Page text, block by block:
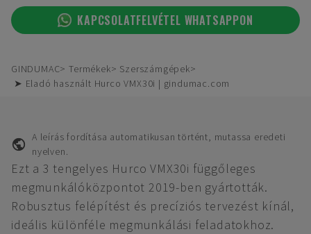
KAPCSOLATFELVÉTEL WHATSAPPON
GINDUMAC Termékek
Szerszámgépek
➤ Eladó használt Hurco VMX30i | gindumac.com
A leírás fordítása automatikusan történt, mutassa eredeti
nyelven.
Ezt a 3 tengelyes Hurco VMX30i függőleges
megmunkálóközpontot 2019-ben gyártották.
Robusztus felépítést és precíziós tervezést kínál,
ideális különféle megmunkálási feladatokhoz.